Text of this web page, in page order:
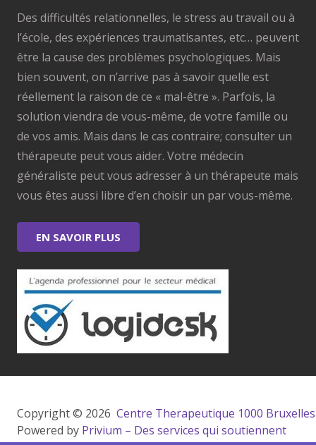
Des difficultés relationnelles, le stress au travail ou à
l’école, des expériences traumatisantes, etc… peuvent
être la cause des problèmes psychologiques. Mais
bien souvent, on n’arrive pas à savoir quelle est
réellement la raison de ce « mal-être ». Parfois, la
solution viendra de vous-même, de votre famille ou
de vos amis. Mais dans le cas contraire; consulter un
thérapeute peut vous aider. Votre médecin
généraliste peut vous adresser à un thérapeute mais
vous êtes aussi libre d’en choisir un par vous-même.
EN SAVOIR PLUS
Copyright © 2026 Centre Therapeutique 1000 Bruxelles
Powered by Privium – Des services qui soutiennent